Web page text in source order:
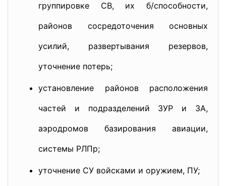
группировке СВ, их б/способности,
районов сосредоточения основных
усилий, развертывания резервов,
уточнение потерь;
установление районов расположения
частей и подразделений ЗУР и ЗА,
аэродромов базирования авиации,
системы РЛПр;
уточнение СУ войсками и оружием, ПУ;